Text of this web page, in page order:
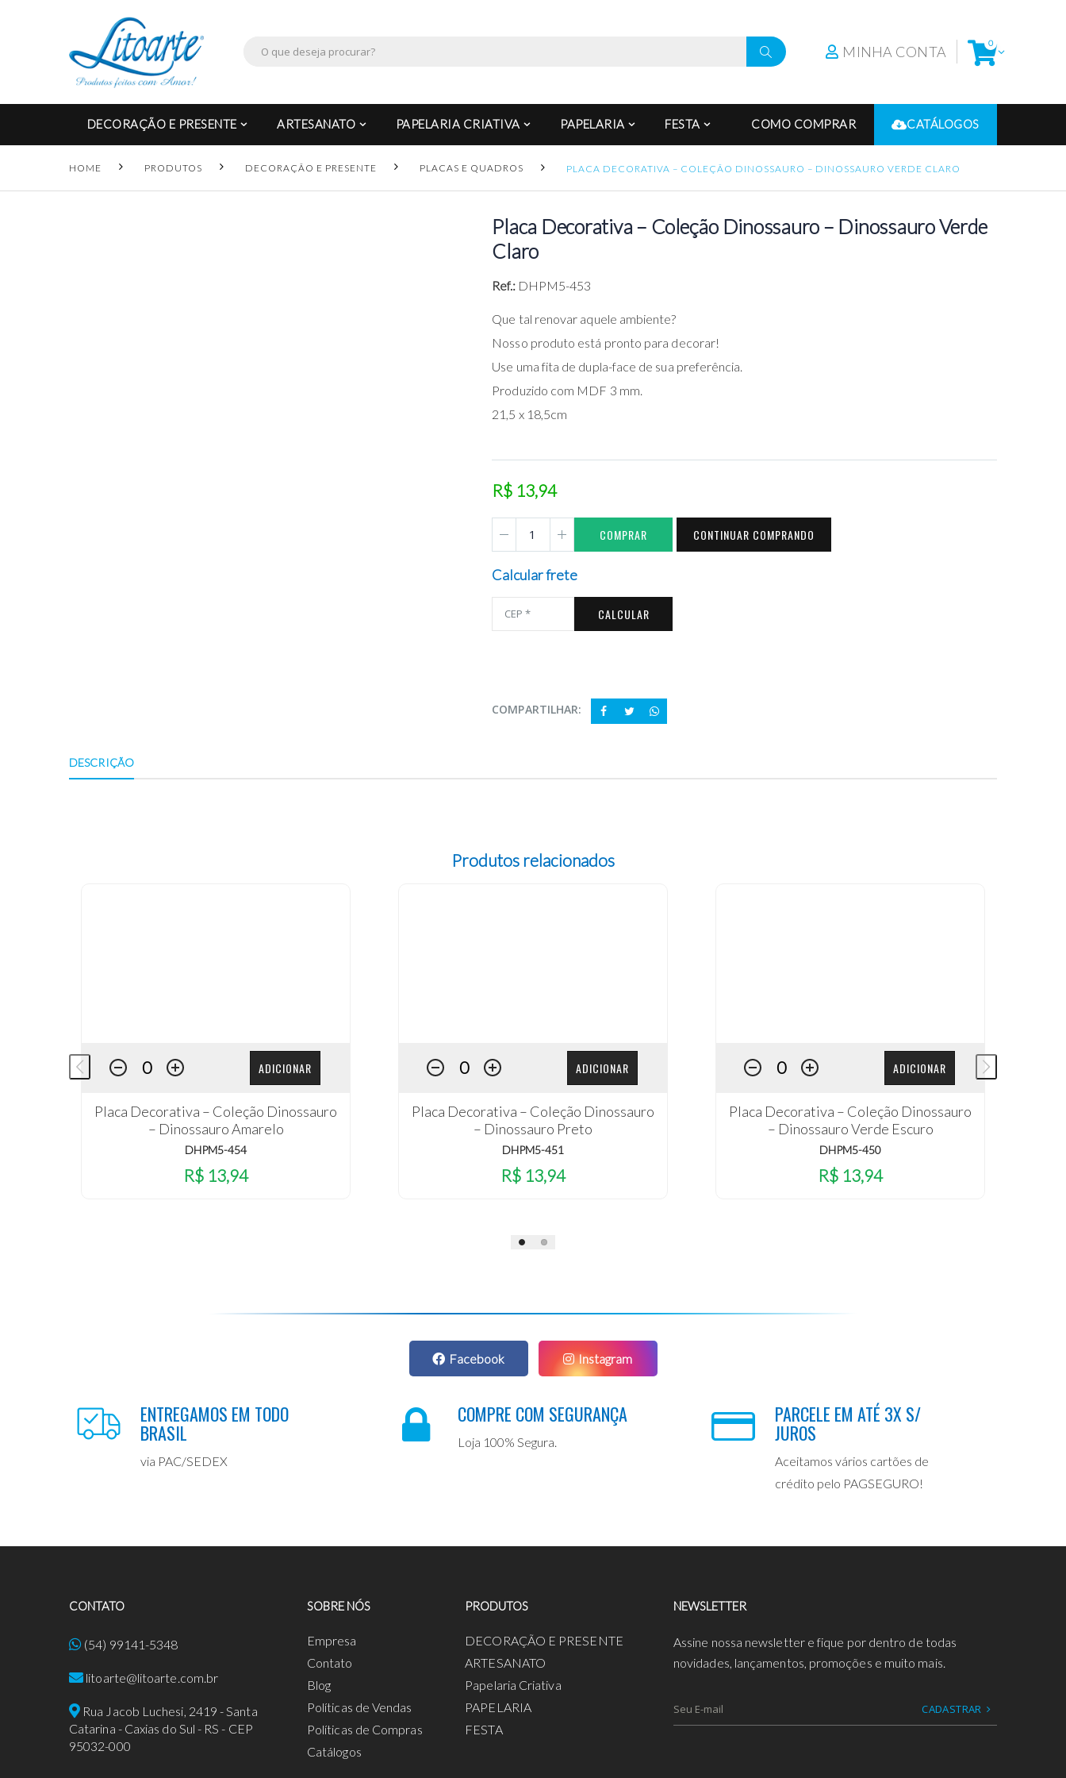
MINHA CONTA 0
DECORAÇÃO E PRESENTE ARTESANATO PAPELARIA CRIATIVA PAPELARIA FESTA COMO COMPRAR CATÁLOGOS
HOME PRODUTOS DECORAÇÃO E PRESENTE PLACAS E QUADROS PLACA DECORATIVA – COLEÇÃO DINOSSAURO – DINOSSAURO VERDE CLARO
Placa Decorativa – Coleção Dinossauro – Dinossauro Verde
Claro
Ref.: DHPM5-453
Que tal renovar aquele ambiente?
Nosso produto está pronto para decorar!
Use uma fita de dupla-face de sua preferência.
Produzido com MDF 3 mm.
21,5 x 18,5cm
R$ 13,94
COMPRAR CONTINUAR COMPRANDO
Calcular frete
CALCULAR
COMPARTILHAR:
DESCRIÇÃO
Produtos relacionados
ADICIONAR
Placa Decorativa – Coleção Dinossauro
– Dinossauro Amarelo
DHPM5-454
R$ 13,94
ADICIONAR
Placa Decorativa – Coleção Dinossauro
– Dinossauro Preto
DHPM5-451
R$ 13,94
ADICIONAR
Placa Decorativa – Coleção Dinossauro
– Dinossauro Verde Escuro
DHPM5-450
R$ 13,94
Facebook Instagram
ENTREGAMOS EM TODO
BRASIL
via PAC/SEDEX
COMPRE COM SEGURANÇA
Loja 100% Segura.
PARCELE EM ATÉ 3X S/
JUROS
Aceitamos vários cartões de
crédito pelo PAGSEGURO!
CONTATO
(54) 99141-5348
litoarte@litoarte.com.br
Rua Jacob Luchesi, 2419 - Santa
Catarina - Caxias do Sul - RS - CEP
95032-000
SOBRE NÓS
Empresa
Contato
Blog
Políticas de Vendas
Políticas de Compras
Catálogos
PRODUTOS
DECORAÇÃO E PRESENTE
ARTESANATO
Papelaria Criativa
PAPELARIA
FESTA
NEWSLETTER
Assine nossa newsletter e fique por dentro de todas
novidades, lançamentos, promoções e muito mais.
CADASTRAR